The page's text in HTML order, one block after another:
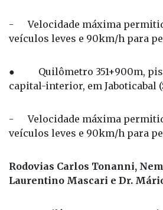
- Velocidade máxima
veículos leves e 90km/h para
● Quilômetro 351+900m,
capital-interior, em Jaboticabal
- Velocidade máxima
veículos leves e 90km/h para
Rodovias Carlos Tonanni,
Laurentino Mascari e Dr.